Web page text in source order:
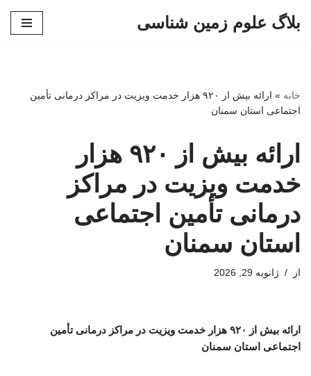
بلاگ علوم زمین شناسی
خانه »
ارائه بیش از ۹۲۰ هزار خدمت ویزیت در مراکز درمانی تأمین
اجتماعی استان سمنان
ارائه بیش از ۹۲۰ هزار
خدمت ویزیت در مراکز
درمانی تأمین اجتماعی
استان سمنان
از ژانویه 29, 2026
ارائه بیش از ۹۲۰ هزار خدمت ویزیت در مراکز درمانی تأمین
اجتماعی استان سمنان